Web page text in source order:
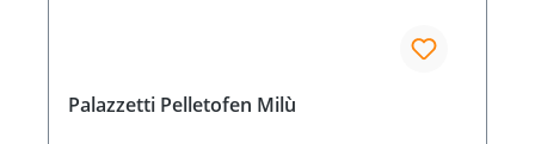
Palazzetti Pelletofen Milù